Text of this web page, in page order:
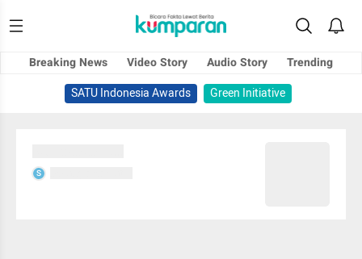
Breaking News Video Story Audio Story
Trending
SATU Indonesia Awards
Green Initiative
S